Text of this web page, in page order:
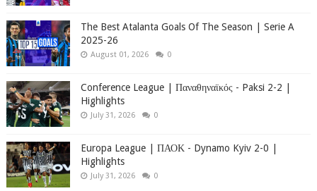
The Best Atalanta Goals Of The Season | Serie A
2025-26
August 01, 2026 0
Conference League | Παναθηναϊκός - Paksi 2-2 |
Highlights
July 31, 2026 0
Europa League | ΠΑΟΚ - Dynamo Kyiv 2-0 |
Highlights
July 31, 2026 0